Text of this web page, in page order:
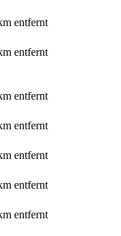
entfernt
entfernt
entfernt
entfernt
entfernt
entfernt
entfernt